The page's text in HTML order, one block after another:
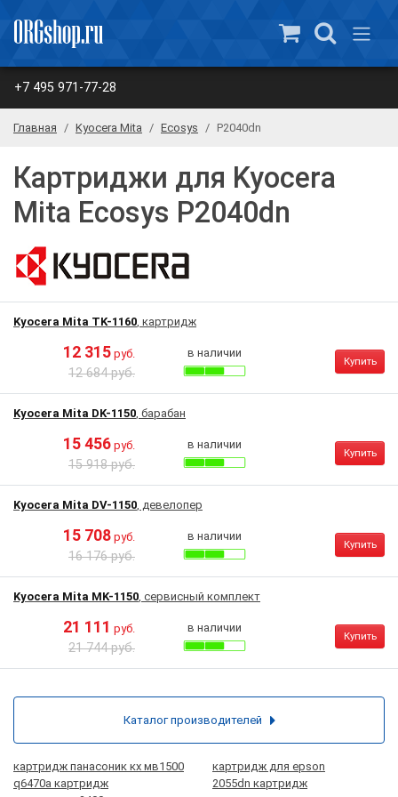
+7 495 971-77-28
Главная Kyocera Mita Ecosys P2040dn
Картриджи для Kyocera
Mita Ecosys P2040dn
Kyocera Mita TK-1160, картридж
12 315 руб.
12 684 руб.
в наличии
Купить
Kyocera Mita DK-1150, барабан
15 456 руб.
15 918 руб.
в наличии
Купить
Kyocera Mita DV-1150, девелопер
15 708 руб.
16 176 руб.
в наличии
Купить
Kyocera Mita MK-1150, сервисный комплект
21 111 руб.
21 744 руб.
в наличии
Купить
картридж панасоник кх мв1500
картридж для epson
q6470a картридж
2055dn картридж